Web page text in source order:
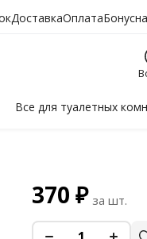
ДоставкаОплата
Все для туалетных
370 ₽ за шт.